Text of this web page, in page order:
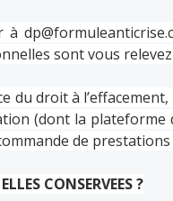
à
sont vous relevez
du droit à
(dont la
de
CONSERVEES ?